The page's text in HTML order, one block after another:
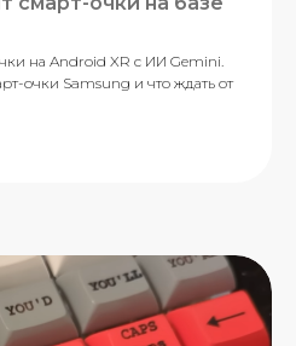
на Android XR с ИИ Gemini.
очки Samsung и что ждать от